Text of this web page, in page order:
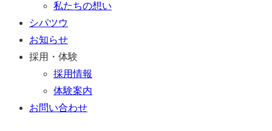
私たちの想い
シパツウ
お知らせ
採用・体験
採用情報
体験案内
お問い合わせ